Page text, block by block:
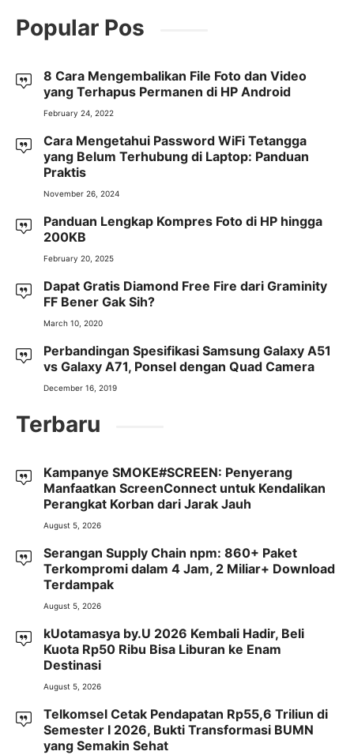
Popular Pos
8 Cara Mengembalikan File Foto dan Video
yang Terhapus Permanen di HP Android
February 24, 2022
Cara Mengetahui Password WiFi Tetangga
yang Belum Terhubung di Laptop: Panduan
Praktis
November 26, 2024
Panduan Lengkap Kompres Foto di HP hingga
200KB
February 20, 2025
Dapat Gratis Diamond Free Fire dari Graminity
FF Bener Gak Sih?
March 10, 2020
Perbandingan Spesifikasi Samsung Galaxy A51
vs Galaxy A71, Ponsel dengan Quad Camera
December 16, 2019
Terbaru
Kampanye SMOKE#SCREEN: Penyerang
Manfaatkan ScreenConnect untuk Kendalikan
Perangkat Korban dari Jarak Jauh
August 5, 2026
Serangan Supply Chain npm: 860+ Paket
Terkompromi dalam 4 Jam, 2 Miliar+ Download
Terdampak
August 5, 2026
kUotamasya by.U 2026 Kembali Hadir, Beli
Kuota Rp50 Ribu Bisa Liburan ke Enam
Destinasi
August 5, 2026
Telkomsel Cetak Pendapatan Rp55,6 Triliun di
Semester I 2026, Bukti Transformasi BUMN
yang Semakin Sehat